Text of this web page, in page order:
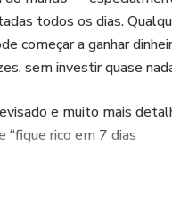
todos os dias.
começar a ganhar
sem investir quase
e muito mais
“fique rico em 7 dias